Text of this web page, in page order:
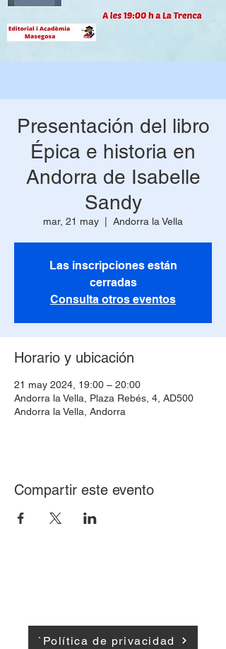
Presentación del libro
Épica e historia en
Andorra de Isabelle
Sandy
mar, 21 may Andorra la Vella
Las inscripciones están
cerradas
Consulta otros eventos
Horario y ubicación
21 may 2024, 19:00 – 20:00
Andorra la Vella, Plaza Rebés, 4, AD500
Andorra la Vella, Andorra
Compartir este evento
`Política de privacidad